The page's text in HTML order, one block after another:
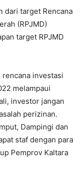
dari target Rencana
(RPJMD)
target RPJMD
investasi
melampaui
investor jangan
perizinan.
Dampingi dan
staf dengan para
Pemprov Kaltara